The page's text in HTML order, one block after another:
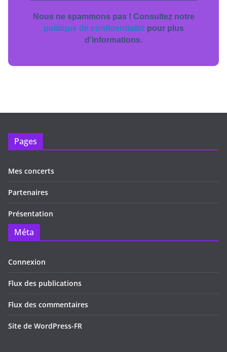
Nous ne spammons pas ! Consultez notre
politique de confidentialitépour plus
d’informations.
Pages
Mes concerts
Partenaires
Présentation
Méta
Connexion
Flux des publications
Flux des commentaires
Site de WordPress-FR